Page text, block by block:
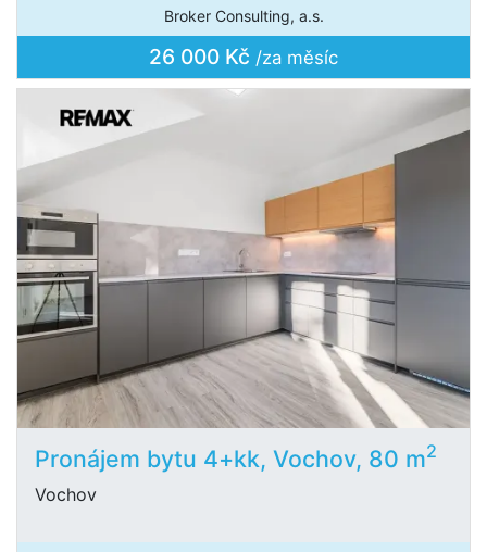
Broker Consulting, a.s.
26 000 Kč /za měsíc
Pronájem bytu 4+kk, Vochov, 80 m2
Vochov